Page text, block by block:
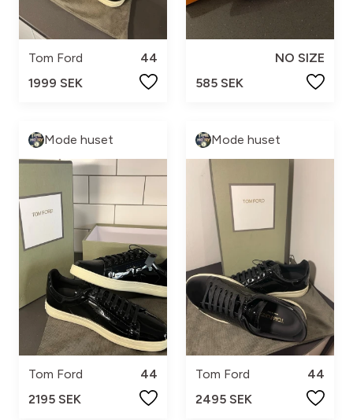
Tom Ford
44
1999 SEK
NO SIZE
585 SEK
Mode huset
Tom Ford
44
2195 SEK
Mode huset
Tom Ford
44
2495 SEK